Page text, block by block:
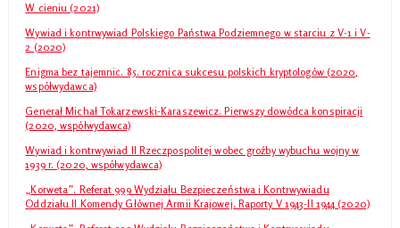
W cieniu (2021)
Wywiad i kontrwywiad Polskiego Państwa Podziemnego w starciu z V-1 i V-
2 (2020)
Enigma bez tajemnic. 85. rocznica sukcesu polskich kryptologów (2020,
współwydawca)
Generał Michał Tokarzewski-Karaszewicz. Pierwszy dowódca konspiracji
(2020, współwydawca)
Wywiad i kontrwywiad II Rzeczpospolitej wobec groźby wybuchu wojny w
1939 r. (2020, współwydawca)
„Korweta”. Referat 999 Wydziału Bezpieczeństwa i Kontrwywiadu
Oddziału II Komendy Głównej Armii Krajowej. Raporty V 1943-II 1944 (2020)